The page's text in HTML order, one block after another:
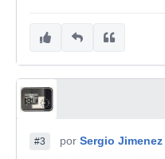
#3 por Sergio Jimenez